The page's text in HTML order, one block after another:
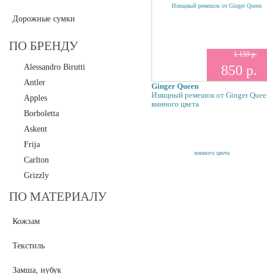
Дорожные сумки
ПО БРЕНДУ
Alessandro Birutti
Antler
Apples
Borboletta
Askent
Frija
Carlton
Grizzly
Polar
Mia Sofia
L.Credi
ПО МАТЕРИАЛУ
Кожзам
Текстиль
Замша, нубук
1 159 р.
850 р.
Ginger Queen
Изящный ремешок от Ginger
винного цвета